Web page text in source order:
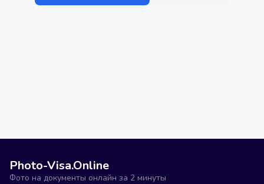
Photo-Visa.Online
Фото на документы онлайн за 2 минуты